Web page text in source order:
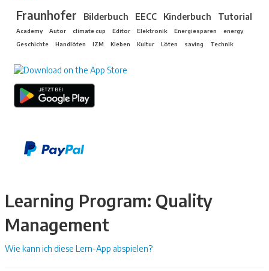
Fraunhofer Bilderbuch EECC Kinderbuch Tutorial
Academy Autor climate cup Editor Elektronik Energiesparen
energy
Geschichte
Handlöten IZM Kleben Kultur Löten saving Technik
Learning Program: Quality
Management
Wie kann ich diese Lern-App abspielen?